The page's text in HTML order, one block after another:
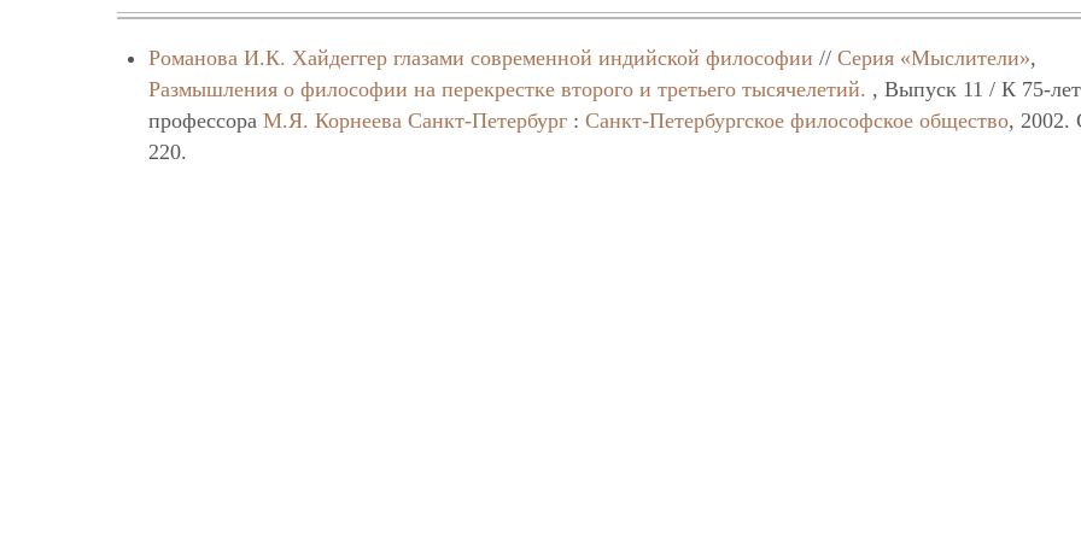
Романова И.К. Хайдеггер глазами современной индийской философии //Серия «Мыслители»,
Размышления о философии на перекрестке второго и третьего тысячелетий. , Выпуск 11 / К 75-
профессораМ.Я. Корнеева Санкт-Петербург :Санкт-Петербургское философское общество, 2002.
220.